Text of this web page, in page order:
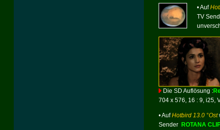
• Auf
TV
Die SD Auflösung :
704 x 576, 16 : 9, i25,
• AufHotbird 13.0 °Ost
Sender ROTANA